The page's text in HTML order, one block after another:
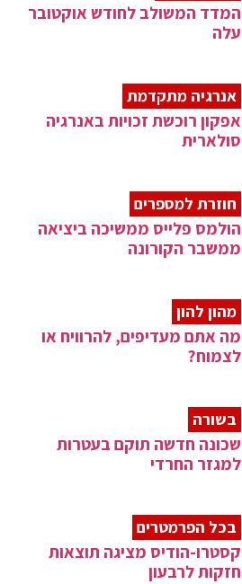
המדד המשולב לחודש אוקטובר
עלה
אנרגיה מתקדמת
אפקון רוכשת זכויות באנרגיה
סולארית
חוזרת למספרים
הולמס פלייס ממשיכה ביציאה
ממשבר הקורונה
מהון להון
מה אתם מעדיפים, להרוויח או
לצמוח?
בשורה
שכונה חדשה תוקם בעטרות
למגזר החרדי
בכל הפרמטרים
קסטרו-הודיס מציגה תוצאות
חזקות לרבעון